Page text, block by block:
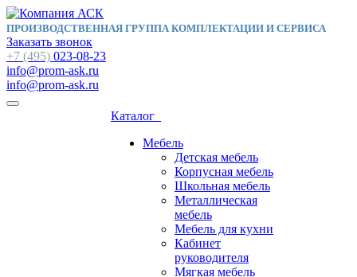
ПРОИЗВОДСТВЕННАЯ ГРУППА КОМПЛЕКТАЦИИ И СЕРВИСА
Заказать звонок
+7 (495) 023-08-23
info@prom-ask.ru
info@prom-ask.ru
Каталог
Мебель
Детская мебель
Корпусная мебель
Школьная мебель
Металлическая
мебель
Мебель для кухни
Кабинет
руководителя
Мягкая мебель